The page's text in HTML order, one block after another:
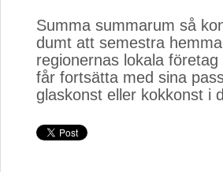
Summa summarum så
dumt att semestra
regionernas lokala
får fortsätta med sina
glaskonst eller kokkonst